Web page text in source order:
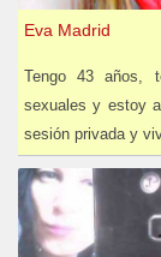
Eva Madrid
Tengo 43 años,
sexuales y estoy
sesión privada y